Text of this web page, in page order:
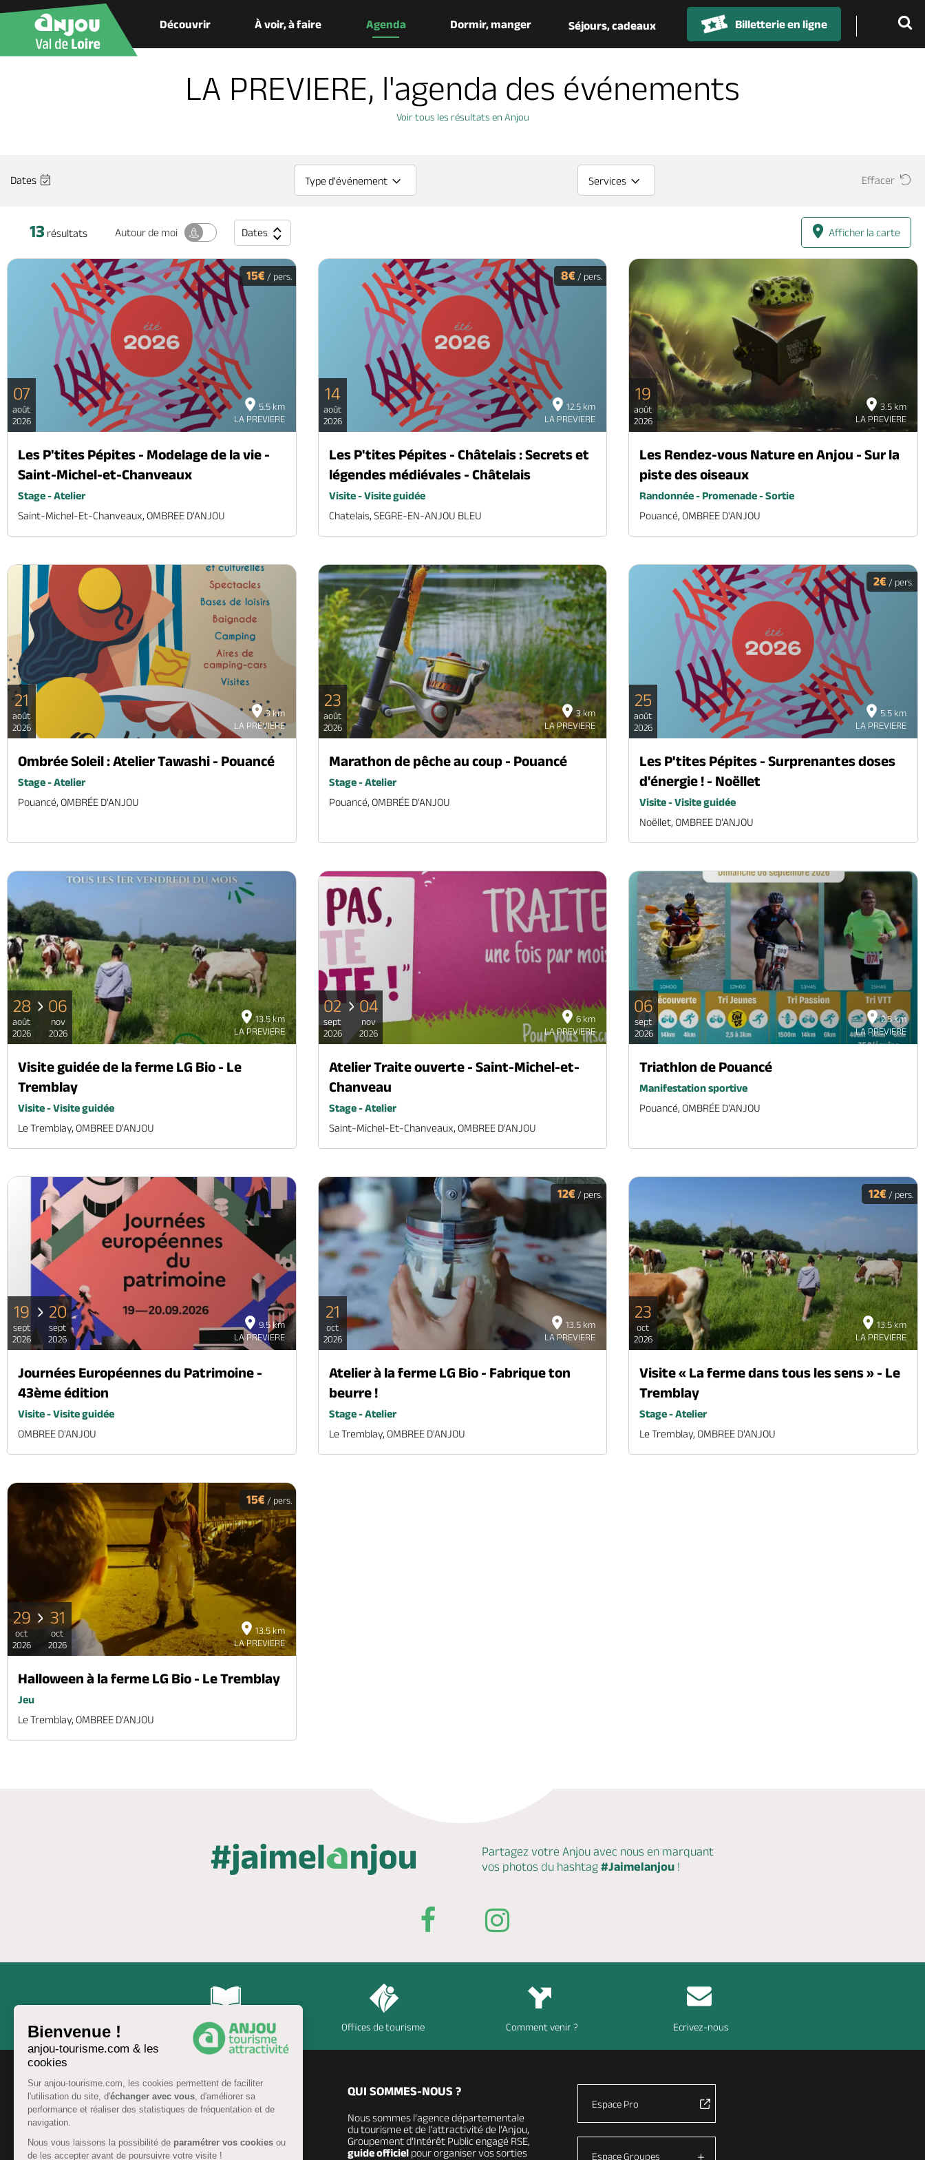
Bienvenue !
anjou-tourisme.com & les
cookies
Sur anjou-tourisme.com, les cookies permettent de faciliter
l'utilisation du site, d'échanger avec vous, d'améliorer sa
performance et réaliser des statistiques de fréquentation et de
navigation.
Nous vous laissons la possibilité de paramétrer vos cookies ou
de les accepter avant de poursuivre votre visite !
Découvrir À voir, à faire Agenda Dormir, manger Séjours, cadeaux Billetterie en ligne
LA PREVIERE, l'agenda des événements
Voir tous les résultats en Anjou
Dates Type d'événement Services Effacer
13 résultats Autourde moi Dates Afficher la carte
5.5 km
LA PREVIERE
15€/ pers.
07
août
2026
Les P'tites Pépites - Modelage de la vie -
Saint-Michel-et-Chanveaux
Stage - Atelier
Saint-Michel-Et-Chanveaux, OMBREE D'ANJOU
12.5 km
LA PREVIERE
8€ / pers.
14
août
2026
Les P'tites Pépites - Châtelais : Secrets et
légendes médiévales - Châtelais
Visite - Visite guidée
Chatelais, SEGRE-EN-ANJOU BLEU
3.5 km
LA PREVIERE
19
août
2026
Les Rendez-vous Nature en Anjou - Sur la
piste des oiseaux
Randonnée - Promenade - Sortie
Pouancé, OMBREE D'ANJOU
3 km
LA PREVIERE
21
août
2026
Ombrée Soleil : Atelier Tawashi - Pouancé
Stage - Atelier
Pouancé, OMBRÉE D'ANJOU
3 km
LA PREVIERE
23
août
2026
Marathon de pêche au coup - Pouancé
Stage - Atelier
Pouancé, OMBRÉE D'ANJOU
5.5 km
LA PREVIERE
2€/ pers.
25
août
2026
Les P'tites Pépites - Surprenantes doses
d'énergie ! - Noëllet
Visite - Visite guidée
Noëllet, OMBREE D'ANJOU
13.5 km
LA PREVIERE
28
août
2026
06
nov
2026
Visite guidée de la ferme LG Bio - Le
Tremblay
Visite - Visite guidée
Le Tremblay, OMBREE D'ANJOU
6 km
LA PREVIERE
02
sept
2026
04
nov
2026
Atelier Traite ouverte - Saint-Michel-et-
Chanveau
Stage - Atelier
Saint-Michel-Et-Chanveaux, OMBREE D'ANJOU
2.5 km
LA PREVIERE
06
sept
2026
Triathlon de Pouancé
Manifestation sportive
Pouancé, OMBRÉE D'ANJOU
9.5 km
LA PREVIERE
19
sept
2026
20
sept
2026
Journées Européennes du Patrimoine -
43ème édition
Visite - Visite guidée
OMBREE D'ANJOU
13.5 km
LA PREVIERE
12€ / pers.
21
oct
2026
Atelier à la ferme LG Bio - Fabrique ton
beurre !
Stage - Atelier
Le Tremblay, OMBREE D'ANJOU
13.5 km
LA PREVIERE
12€/ pers.
23
oct
2026
Visite « La ferme dans tous les sens » - Le
Tremblay
Stage - Atelier
Le Tremblay, OMBREE D'ANJOU
13.5 km
LA PREVIERE
15€/ pers.
29
oct
2026
31
oct
2026
Halloween à la ferme LG Bio - Le Tremblay
Jeu
Le Tremblay, OMBREE D'ANJOU
Partagez votre Anjou avec nous en marquant
vos photos du hashtag #Jaimelanjou !
Brochures & Cartes Offices de tourisme Comment venir ? Ecrivez-nous
QUI SOMMES-NOUS ?
Nous sommes l’agence départementale
du tourisme et de l’attractivité de l’Anjou,
Groupement d’Intérêt Public engagé RSE,
guide officielpour organiser vos sorties
Espace Pro
Espace Groupes